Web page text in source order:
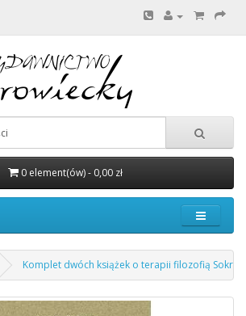
0 element(ów) - 0,00 zł
Komplet dwóch książek o terapii filozofią